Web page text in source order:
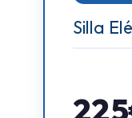
Silla